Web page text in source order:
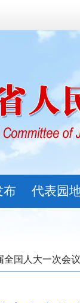
布 代表园
全国人大一次会议